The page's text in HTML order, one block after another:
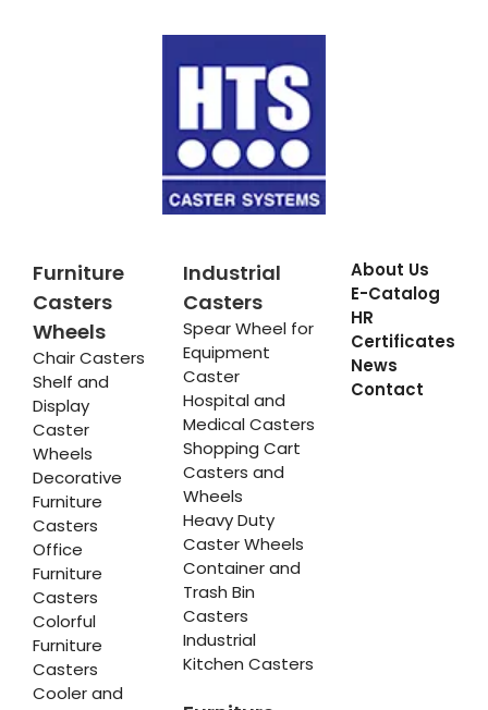
Furniture
Casters
Wheels
Chair Casters
Shelf and
Display
Caster
Wheels
Decorative
Furniture
Casters
Office
Furniture
Casters
Colorful
Furniture
Casters
Cooler and
Industrial
Casters
Spear Wheel for
Equipment
Caster
Hospital and
Medical Casters
Shopping Cart
Casters and
Wheels
Heavy Duty
Caster Wheels
Container and
Trash Bin
Casters
Industrial
Kitchen Casters
About Us
E-Catalog
HR
Certificates
News
Contact